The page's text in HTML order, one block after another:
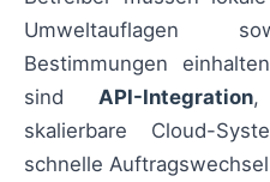
Umweltauflagen
Bestimmungen
sind API-Integration,
skalierbare Cloud-
schnelle